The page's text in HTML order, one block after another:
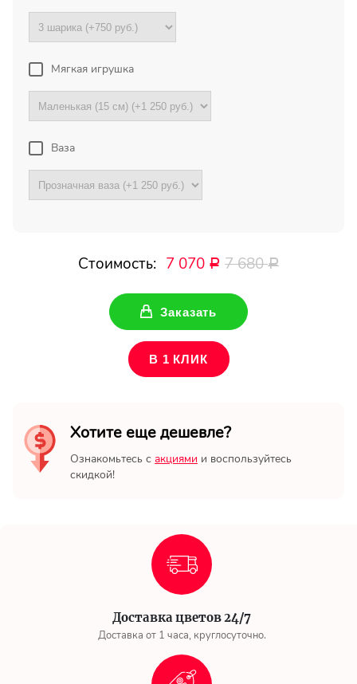
герберами оказался очень
красивый! Цветы свежие !
Все отзывы
ПОДПИШИТЕСЬ!
Ваше имя
Мягкая игрушка
Ваза
Стоимость: 7 070 Р 7 680Р
Заказать
В 1 КЛИК
Хотите еще дешевле?
Ознакомьтесь с акциями и воспользуйтесь
скидкой!
Доставка цветов 24/7
Доставка от 1 часа, круглосуточно.